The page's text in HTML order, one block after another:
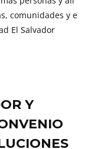
comunidades y e
El Salvador
Y